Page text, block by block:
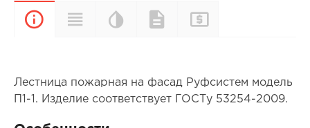
ОписаниеХарактеристики
Цветовая
палитра
Документы
Лестница пожарная на фасад Руфсистем модель
П1-1. Изделие соответствует ГОСТу 53254-2009.